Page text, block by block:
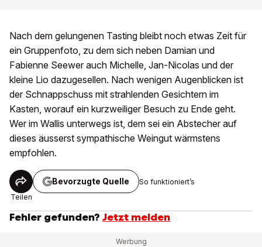
Nach dem gelungenen Tasting bleibt noch etwas Zeit für
ein Gruppenfoto, zu dem sich neben Damian und
Fabienne Seewer auch Michelle, Jan-Nicolas und der
kleine Lio dazugesellen. Nach wenigen Augenblicken ist
der Schnappschuss mit strahlenden Gesichtern im
Kasten, worauf ein kurzweiliger Besuch zu Ende geht.
Wer im Wallis unterwegs ist, dem sei ein Abstecher auf
dieses äusserst sympathische Weingut wärmstens
empfohlen.
Teilen
Bevorzugte Quelle So funktioniert’s
Fehler gefunden? Jetzt melden